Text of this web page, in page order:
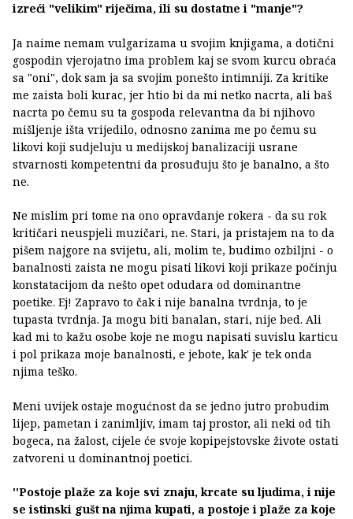
izreći "velikim" riječima, ili su dostatne i "manje"?
Ja naime nemam vulgarizama u svojim knjigama, a dotični
gospodin vjerojatno ima problem kaj se svom kurcu obraća
sa "oni", dok sam ja sa svojim ponešto intimniji. Za kritike
me zaista boli kurac, jer htio bi da mi netko nacrta, ali baš
nacrta po čemu su ta gospoda relevantna da bi njihovo
mišljenje išta vrijedilo, odnosno zanima me po čemu su
likovi koji sudjeluju u medijskoj banalizaciji usrane
stvarnosti kompetentni da prosuđuju što je banalno, a što
ne.
Ne mislim pri tome na ono opravdanje rokera - da su rok
kritičari neuspjeli muzičari, ne. Stari, ja pristajem na to da
pišem najgore na svijetu, ali, molim te, budimo ozbiljni - o
banalnosti zaista ne mogu pisati likovi koji prikaze počinju
konstatacijom da nešto opet odudara od dominantne
poetike. Ej! Zapravo to čak i nije banalna tvrdnja, to je
tupasta tvrdnja. Ja mogu biti banalan, stari, nije bed. Ali
kad mi to kažu osobe koje ne mogu napisati suvislu karticu
i pol prikaza moje banalnosti, e jebote, kak' je tek onda
njima teško.
Meni uvijek ostaje mogućnost da se jedno jutro probudim
lijep, pametan i zanimljiv, imam taj prostor, ali neki od tih
bogeca, na žalost, cijele će svoje kopipejstovske živote ostati
zatvoreni u dominantnoj poetici.
''Postoje plaže za koje svi znaju, krcate su ljudima, i nije
se istinski gušt na njima kupati, a postoje i plaže za koje